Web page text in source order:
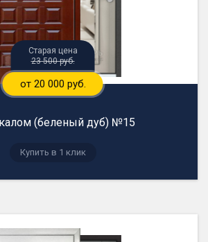
23 500 руб.
от 20 000 руб.
(беленый дуб) №15